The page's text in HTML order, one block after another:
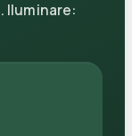
. Iluminare: